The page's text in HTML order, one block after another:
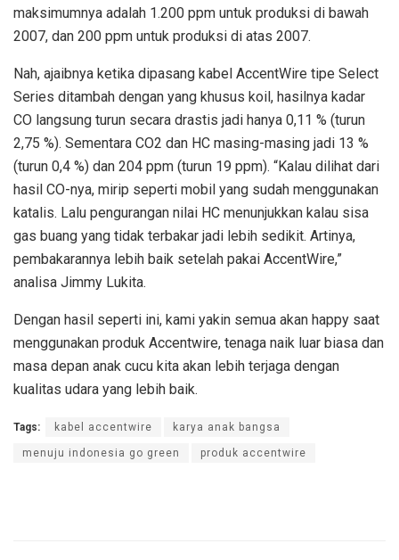
maksimumnya adalah 1.200 ppm untuk produksi di bawah
2007, dan 200 ppm untuk produksi di atas 2007.
Nah, ajaibnya ketika dipasang kabel AccentWire tipe Select
Series ditambah dengan yang khusus koil, hasilnya kadar
CO langsung turun secara drastis jadi hanya 0,11 % (turun
2,75 %). Sementara CO2 dan HC masing-masing jadi 13 %
(turun 0,4 %) dan 204 ppm (turun 19 ppm). “Kalau dilihat dari
hasil CO-nya, mirip seperti mobil yang sudah menggunakan
katalis. Lalu pengurangan nilai HC menunjukkan kalau sisa
gas buang yang tidak terbakar jadi lebih sedikit. Artinya,
pembakarannya lebih baik setelah pakai AccentWire,”
analisa Jimmy Lukita.
Dengan hasil seperti ini, kami yakin semua akan happy saat
menggunakan produk Accentwire, tenaga naik luar biasa dan
masa depan anak cucu kita akan lebih terjaga dengan
kualitas udara yang lebih baik.
Tags: kabel accentwire karya anak bangsa
menuju indonesia go green produk accentwire